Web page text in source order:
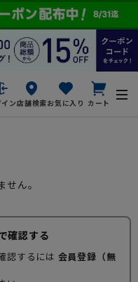
イン店舗検索お気に入り カート
ん。
確認する
認するには 会員登録（無